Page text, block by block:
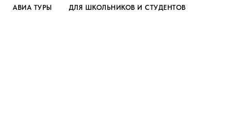
АВИА ТУРЫ
ДЛЯ ШКОЛЬНИКОВ И СТУДЕНТОВ